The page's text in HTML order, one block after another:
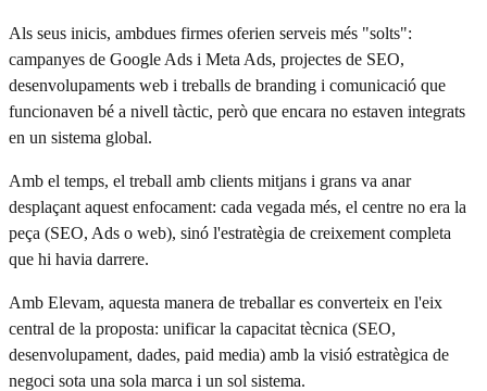
Als seus inicis, ambdues firmes oferien serveis més "solts":
campanyes de Google Ads i Meta Ads, projectes de SEO,
desenvolupaments web i treballs de branding i comunicació que
funcionaven bé a nivell tàctic, però que encara no estaven integrats
en un sistema global.
Amb el temps, el treball amb clients mitjans i grans va anar
desplaçant aquest enfocament: cada vegada més, el centre no era la
peça (SEO, Ads o web), sinó l'estratègia de creixement completa
que hi havia darrere.
Amb Elevam, aquesta manera de treballar es converteix en l'eix
central de la proposta: unificar la capacitat tècnica (SEO,
desenvolupament, dades, paid media) amb la visió estratègica de
negoci sota una sola marca i un sol sistema.